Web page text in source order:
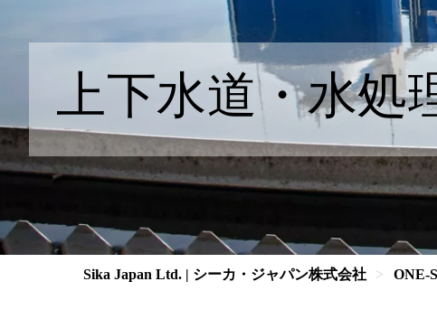
上下水道・水処
Sika Japan Ltd. | シーカ・ジャパン株式会社 ONE-